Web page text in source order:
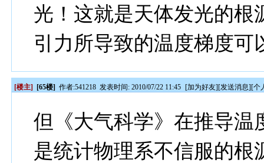
光！这就是天体发光的根
引力所导致的温度梯度可
[楼主] [65楼] 作者:541218 发表时间: 2010/07/22 11:45 [加为好友][发送消息][个
但《大气科学》在推导温
是统计物理系不信服的根